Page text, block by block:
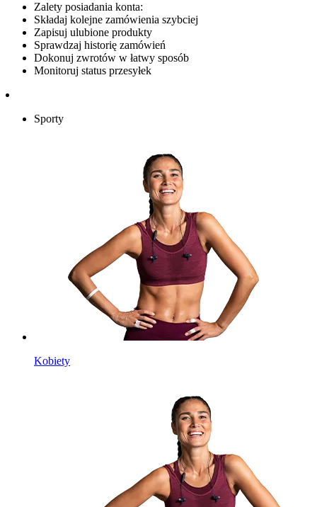
Zalety posiadania konta:
Składaj kolejne zamówienia szybciej
Zapisuj ulubione produkty
Sprawdzaj historię zamówień
Dokonuj zwrotów w łatwy sposób
Monitoruj status przesyłek
Sporty
Kobiety